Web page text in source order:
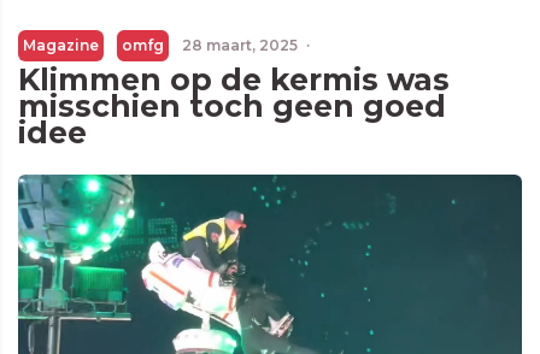
Magazine omfg 28 maart, 2025 ·
Klimmen op de kermis was
misschien toch geen goed
idee